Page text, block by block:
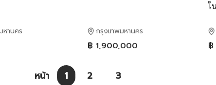
หานคร กรุงเทพมหานคร
฿ 1,900,000
ใ
฿
หน้า 1 2 3